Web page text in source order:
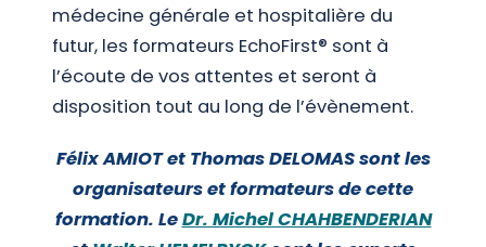
médecine générale et hospitalière du
futur, les formateurs EchoFirst® sont à
l’écoute de vos attentes et seront à
disposition tout au long de l’évènement.
Félix AMIOT et Thomas DELOMAS sont les
organisateurs et formateurs de cette
formation. LeDr. Michel CHAHBENDERIAN